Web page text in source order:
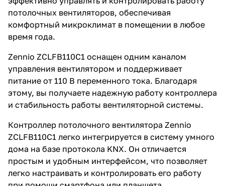
потолочных вентиляторов, обеспечивая
комфортный микроклимат в помещении в любое
время года.
Zennio ZCLFB110C1 оснащен одним каналом
управления вентилятором и поддерживает
питание от 110 В переменного тока. Благодаря
этому, вы получаете надежную работу контроллера
и стабильность работы вентиляторной системы.
Контроллер потолочного вентилятора Zennio
ZCLFB110C1 легко интегрируется в систему умного
дома на базе протокола KNX. Он отличается
простым и удобным интерфейсом, что позволяет
легко настраивать и контролировать его работу